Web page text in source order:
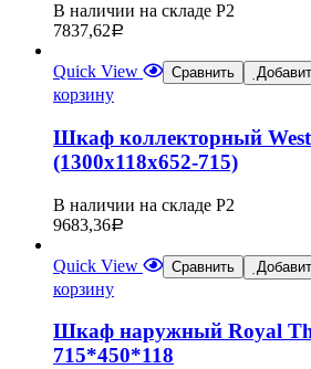
В наличии на складе Р2
7837,62Р
Quick View Сравнить
корзину
Шкаф коллекторный
(1300х118х652-715)
В наличии на складе Р2
9683,36Р
Quick View Сравнить
корзину
Шкаф наружный Royal
715*450*118